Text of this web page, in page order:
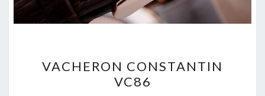
CONSTANTIN
VC86
VACHERON CONSTANTIN
VC86